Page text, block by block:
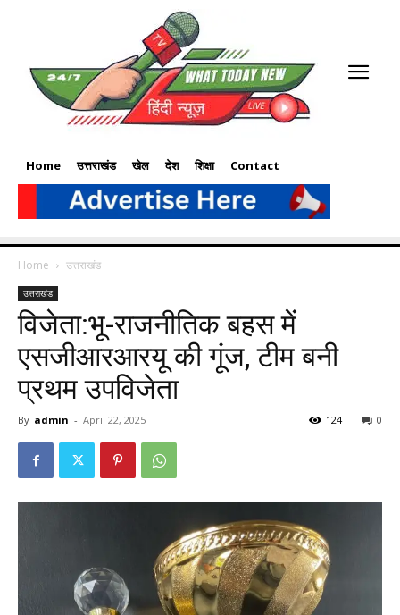
Home उत्तराखंड खेल देश शिक्षा Contact
Home उत्तराखंड
उत्तराखंड
विजेता:भू-राजनीतिक बहस में
एसजीआरआरयू की गूंज, टीम बनी
प्रथम उपविजेता
By admin - April 22, 2025 0
124